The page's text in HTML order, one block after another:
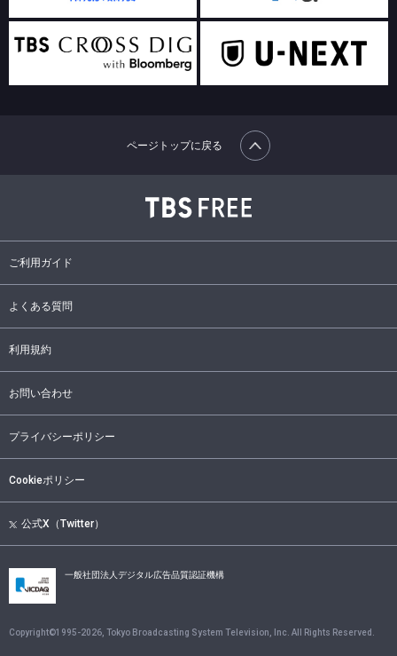
ご利用ガイド
よくある質問
利用規約
お問い合わせ
プライバシーポリシー
Cookieポリシー
公式X（Twitter）
ページトップに戻る
一般社団法人デジタル広告品質認証機構
Copyright©1995-2026 , Tokyo Broadcasting System Television, Inc. All Rights Reserved.